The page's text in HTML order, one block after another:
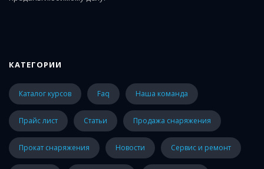
КАТЕГОРИИ
каталог курсов faq наша команда
прайс лист статьи Продажа снаряжения
Прокат снаряжения Новости Сервис и ремонт